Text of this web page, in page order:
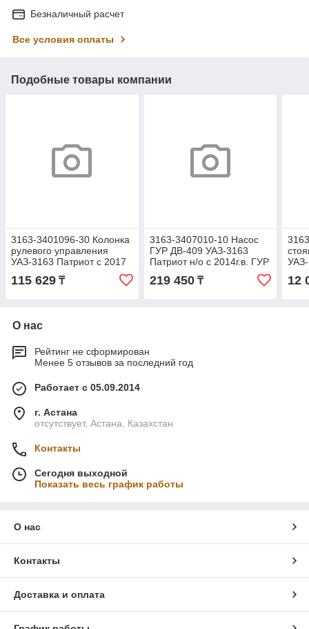
Безналичный расчет
Все условия оплаты
Подобные товары компании
3163-3401096-30 Колонка
рулевого управления
УАЗ-3163 Патриот с 2017
115 629 ₸
3163-3407010-10 Насос
ГУР ДВ-409 УАЗ-3163
Патриот н/о с 2014г.в. ГУР
ZF (ОАО УАЗ) (PSP3L6 /
ZF 7079 955 224)
219 450₸ 12
О нас
Рейтинг не сформирован
Менее 5 отзывов за последний год
Работает с 05.09.2014
г. Астана
отсутствует, Астана, Казахстан
Контакты
Сегодня выходной
Показать весь график работы
О нас
Контакты
Доставка и оплата